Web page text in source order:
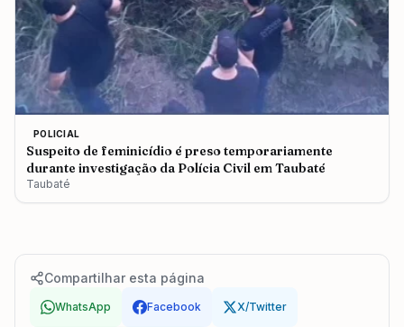
POLICIAL
Suspeito de feminicídio é preso temporariamente
durante investigação da Polícia Civil em Taubaté
Taubaté
Compartilhar esta página
WhatsApp Facebook X/Twitter